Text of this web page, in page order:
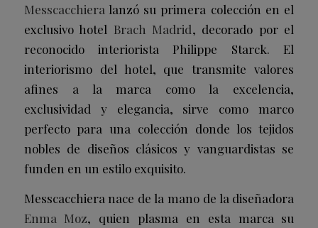
Messcacchiera lanzó su primera colección en el
exclusivo hotel Brach Madrid, decorado por el
reconocido interiorista Philippe Starck. El
interiorismo del hotel, que transmite valores
afines a la marca como la excelencia,
exclusividad y elegancia, sirve como marco
perfecto para una colección donde los tejidos
nobles de diseños clásicos y vanguardistas se
funden en un estilo exquisito.
Messcacchiera nace de la mano de la diseñadora
Enma Moz, quien plasma en esta marca su